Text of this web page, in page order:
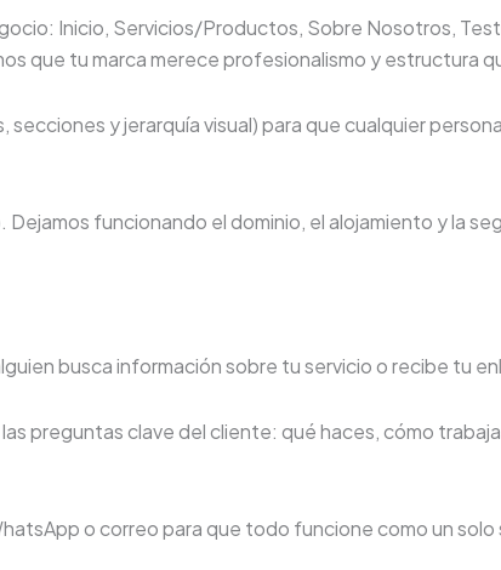
Inicio, Servicios/Productos, Sobre Nosotros,
que tu marca merece profesionalismo y estructura
y jerarquía visual) para que cualquier
funcionando el dominio, el alojamiento y la
busca información sobre tu servicio o recibe tu
preguntas clave del cliente: qué haces, cómo
o correo para que todo funcione como un solo